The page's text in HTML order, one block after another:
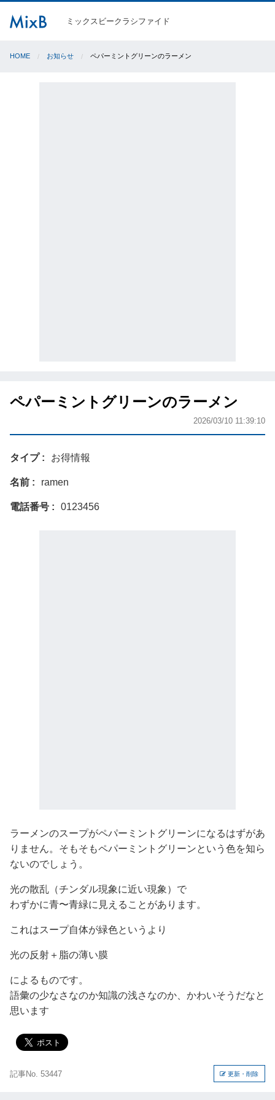
ミックスビークラシファイド
HOME お知らせ ペパーミントグリーンのラーメン
ペパーミントグリーンのラーメン
2026/03/10 11:39:10
タイプ お得情報
名前 ramen
電話番号 0123456
ラーメンのスープがペパーミントグリーンになるはずがあ
りません。そもそもペパーミントグリーンという色を知ら
ないのでしょう。
光の散乱（チンダル現象に近い現象）で
わずかに青〜青緑に見えることがあります。
これはスープ自体が緑色というより
光の反射＋脂の薄い膜
によるものです。
語彙の少なさなのか知識の浅さなのか、かわいそうだなと
思います
記事No. 53447 更新・削除